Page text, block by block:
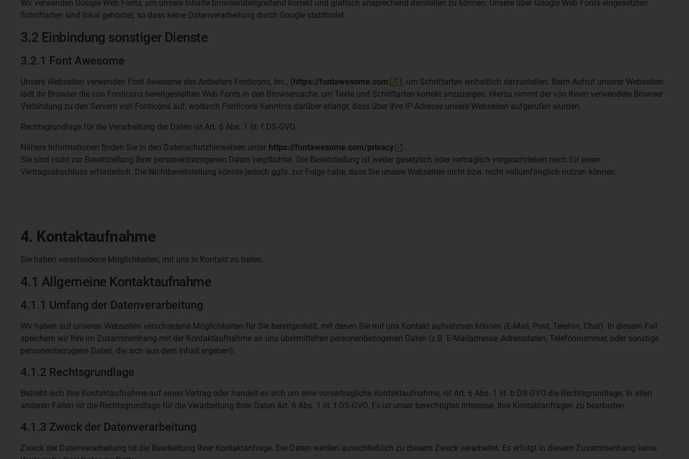
Wir verwenden Google Web Fonts, um unsere Inhalte browserübergreifend korrekt und grafisch ansprechend darstellen zu können. Unsere über Google Web Fonts eingesetzten
Schriftarten sind lokal gehostet, so dass keine Datenverarbeitung durch Google stattfindet.
3.2 Einbindung sonstiger Dienste
3.2.1 Font Awesome
Unsere Webseiten verwenden Font Awesome des Anbieters Fonticons, Inc., (https://fontawesome.com
), um Schriftarten einheitlich darzustellen. Beim Aufruf unserer Webseiten
lädt Ihr Browser die von Fonticons bereitgestellten Web Fonts in den Browsercache, um Texte und Schriftarten korrekt anzuzeigen. Hierzu nimmt der von Ihnen verwendete Browser
Verbindung zu den Servern von Fonticons auf, wodurch Fonticons Kenntnis darüber erlangt, dass über Ihre IP-Adresse unsere Webseiten aufgerufen wurden.
Rechtsgrundlage für die Verarbeitung der Daten ist Art. 6 Abs. 1 lit. f DS-GVO.
Nähere Informationen finden Sie in den Datenschutzhinweisen unter https://fontawesome.com/privacy
.
Sie sind nicht zur Bereitstellung Ihrer personenbezogenen Daten verpflichtet. Die Bereitstellung ist weder gesetzlich oder vertraglich vorgeschrieben noch für einen
Vertragsabschluss erforderlich. Die Nichtbereitstellung könnte jedoch ggfs. zur Folge habe, dass Sie unsere Webseiten nicht bzw. nicht vollumfänglich nutzen können.
4. Kontaktaufnahme
Sie haben verschiedene Möglichkeiten, mit uns in Kontakt zu treten.
4.1 Allgemeine Kontaktaufnahme
4.1.1 Umfang der Datenverarbeitung
Wir haben auf unseren Webseiten verschiedene Möglichkeiten für Sie bereitgestellt, mit denen Sie mit uns Kontakt aufnehmen können (E-Mail, Post, Telefon, Chat). In diesem Fall
speichern wir Ihre im Zusammenhang mit der Kontaktaufnahme an uns übermittelten personenbezogenen Daten (z.B. E-Mailadresse, Adressdaten, Telefonnummer, oder sonstige
personenbezogene Daten, die sich aus dem Inhalt ergeben).
4.1.2 Rechtsgrundlage
Bezieht sich Ihre Kontaktaufnahme auf einen Vertrag oder handelt es sich um eine vorvertragliche Kontaktaufnahme, ist Art. 6 Abs. 1 lit. b DS-GVO die Rechtsgrundlage. In allen
anderen Fällen ist die Rechtsgrundlage für die Verarbeitung Ihrer Daten Art. 6 Abs. 1 lit. f DS-GVO. Es ist unser berechtigtes Interesse, Ihre Kontaktanfragen zu bearbeiten.
4.1.3 Zweck der Datenverarbeitung
Zweck der Datenverarbeitung ist die Bearbeitung Ihrer Kontaktanfrage. Die Daten werden ausschließlich zu diesem Zweck verarbeitet. Es erfolgt in diesem Zusammenhang keine